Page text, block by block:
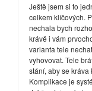
Ještě jsem si to
celkem klíčových.
nechala bych
krávě i vám
varianta tele
vyhovovat. Tele
stání, aby se kráva
Komplikace je